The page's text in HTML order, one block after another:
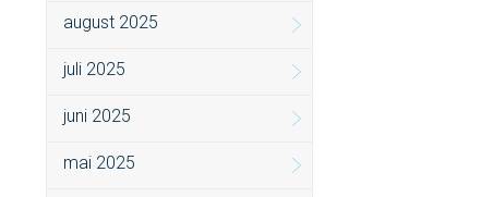
august 2025
juli 2025
juni 2025
mai 2025